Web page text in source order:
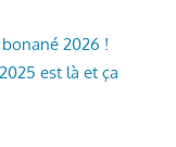
bonané 2026 !
2025 est là et ça